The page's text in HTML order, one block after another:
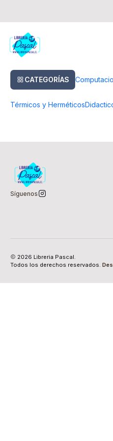
CATEGORÍAS
Térmicos y Herméticos
Paletas para
Síguenos
2026 Libreria Pascal.
Todos los derechos reservados.